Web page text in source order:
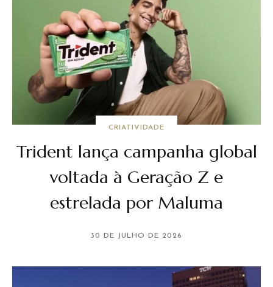
CRIATIVIDADE
Trident lança campanha global
voltada à Geração Z e
estrelada por Maluma
30 DE JULHO DE 2026